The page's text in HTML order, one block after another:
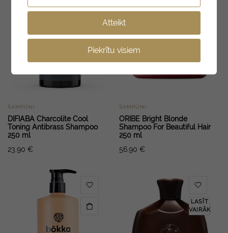
ŠAMPŪNI
DIFIABA Charcolite Cool
Toning Antibrass Shampoo
250 ml
23.90 €
ŠAMPŪNI
ORIBE Bright Blonde
Shampoo For Beautiful Hair
250 ml
56.90 €
LASĪT
VAIRĀK
Atteikt
Piekrītu visiem